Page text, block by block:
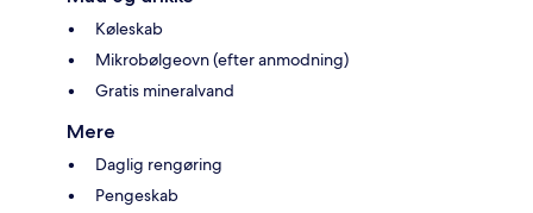
Køleskab
Mikrobølgeovn (efter anmodning)
Gratis mineralvand
Mere
Daglig rengøring
Pengeskab